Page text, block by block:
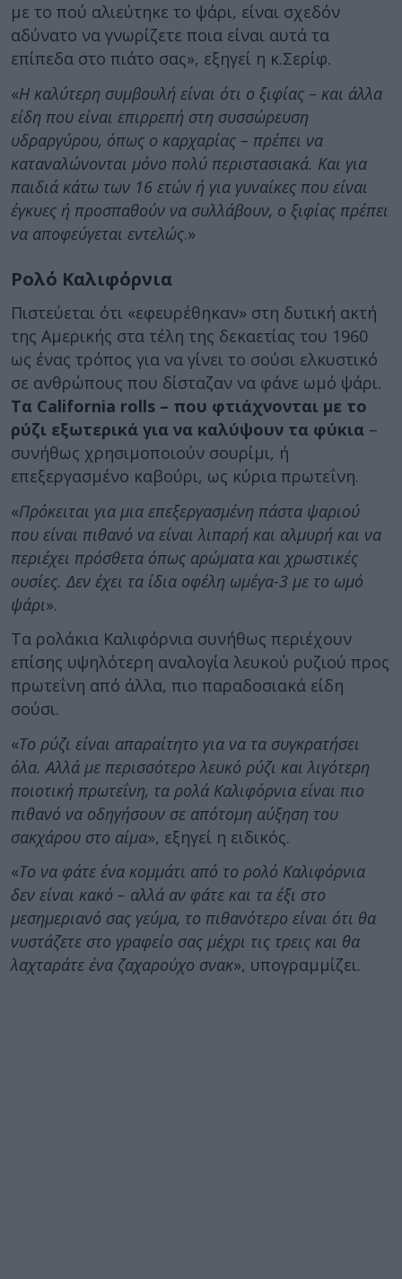
με το πού αλιεύτηκε το ψάρι, είναι σχεδόν
αδύνατο να γνωρίζετε ποια είναι αυτά τα
επίπεδα στο πιάτο σας», εξηγεί η κ.Σερίφ.
«Η καλύτερη συμβουλή είναι ότι ο ξιφίας – και άλλα
είδη που είναι επιρρεπή στη συσσώρευση
υδραργύρου, όπως ο καρχαρίας – πρέπει να
καταναλώνονται μόνο πολύ περιστασιακά. Και για
παιδιά κάτω των 16 ετών ή για γυναίκες που είναι
έγκυες ή προσπαθούν να συλλάβουν, ο ξιφίας πρέπει
να αποφεύγεται εντελώς.»
Ρολό Καλιφόρνια
Πιστεύεται ότι «εφευρέθηκαν» στη δυτική ακτή
της Αμερικής στα τέλη της δεκαετίας του 1960
ως ένας τρόπος για να γίνει το σούσι ελκυστικό
σε ανθρώπους που δίσταζαν να φάνε ωμό ψάρι.
Τα California rolls – που φτιάχνονται με το
ρύζι εξωτερικά για να καλύψουν τα φύκια –
συνήθως χρησιμοποιούν σουρίμι, ή
επεξεργασμένο καβούρι, ως κύρια πρωτεΐνη.
«Πρόκειται για μια επεξεργασμένη πάστα ψαριού
που είναι πιθανό να είναι λιπαρή και αλμυρή και να
περιέχει πρόσθετα όπως αρώματα και χρωστικές
ουσίες. Δεν έχει τα ίδια οφέλη ωμέγα-3 με το ωμό
ψάρι».
Τα ρολάκια Καλιφόρνια συνήθως περιέχουν
επίσης υψηλότερη αναλογία λευκού ρυζιού προς
πρωτεΐνη από άλλα, πιο παραδοσιακά είδη
σούσι.
«Το ρύζι είναι απαραίτητο για να τα συγκρατήσει
όλα. Αλλά με περισσότερο λευκό ρύζι και λιγότερη
ποιοτική πρωτεΐνη, τα ρολά Καλιφόρνια είναι πιο
πιθανό να οδηγήσουν σε απότομη αύξηση του
σακχάρου στο αίμα», εξηγεί η ειδικός.
«Το να φάτε ένα κομμάτι από το ρολό Καλιφόρνια
δεν είναι κακό – αλλά αν φάτε και τα έξι στο
μεσημεριανό σας γεύμα, το πιθανότερο είναι ότι θα
νυστάζετε στο γραφείο σας μέχρι τις τρεις και θα
λαχταράτε ένα ζαχαρούχο σνακ», υπογραμμίζει.